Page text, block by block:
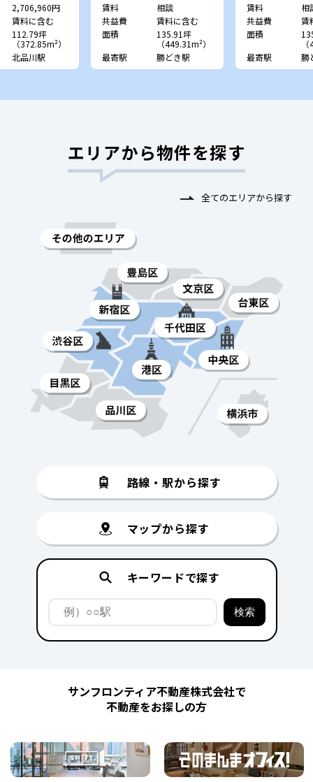
2,706,960円
賃料に含む
112.79坪
（372.85m²）
北品川駅
賃料
相談
共益費
賃料に含む
面積
135.91坪
（449.31m²）
最寄駅
勝どき駅
賃料
相
共益費
賃
面積
最寄駅
勝
エリアから物件を探す
全てのエリアから探す
路線・駅から探す
マップから探す
キーワードで探す
サンフロンティア不動産株式会社で
不動産をお探しの方